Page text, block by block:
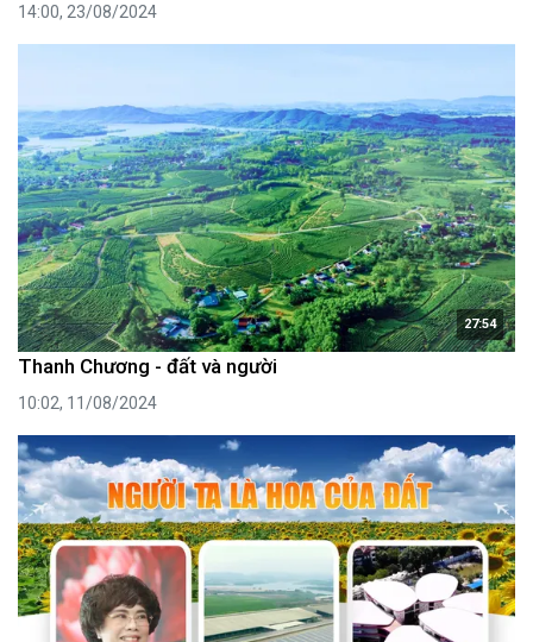
14:00, 23/08/2024
27:54
Thanh Chương - đất và người
10:02, 11/08/2024